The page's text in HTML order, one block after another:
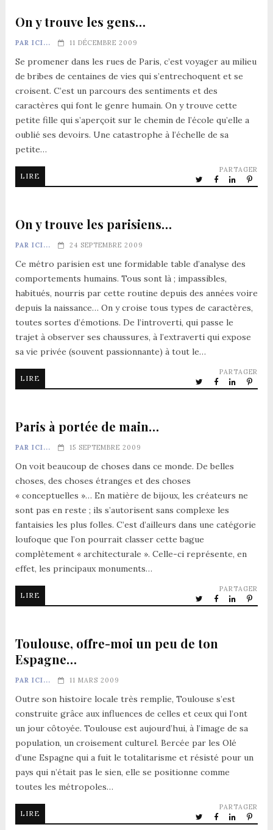
On y trouve les gens…
PAR ICI... 11 DÉCEMBRE 2009
Se promener dans les rues de Paris, c’est voyager au milieu
de bribes de centaines de vies qui s’entrechoquent et se
croisent. C’est un parcours des sentiments et des
caractères qui font le genre humain. On y trouve cette
petite fille qui s’aperçoit sur le chemin de l’école qu’elle a
oublié ses devoirs. Une catastrophe à l’échelle de sa
petite…
LIRE
PARTAGER
On y trouve les parisiens…
PAR ICI... 24 SEPTEMBRE 2009
Ce métro parisien est une formidable table d’analyse des
comportements humains. Tous sont là ; impassibles,
habitués, nourris par cette routine depuis des années voire
depuis la naissance… On y croise tous types de caractères,
toutes sortes d’émotions. De l’introverti, qui passe le
trajet à observer ses chaussures, à l’extraverti qui expose
sa vie privée (souvent passionnante) à tout le…
LIRE
PARTAGER
Paris à portée de main…
PAR ICI... 15 SEPTEMBRE 2009
On voit beaucoup de choses dans ce monde. De belles
choses, des choses étranges et des choses
« conceptuelles »… En matière de bijoux, les créateurs ne
sont pas en reste ; ils s’autorisent sans complexe les
fantaisies les plus folles. C’est d’ailleurs dans une catégorie
loufoque que l’on pourrait classer cette bague
complètement « architecturale ». Celle-ci représente, en
effet, les principaux monuments…
LIRE
PARTAGER
Toulouse, offre-moi un peu de ton
Espagne…
PAR ICI... 11 MARS 2009
Outre son histoire locale très remplie, Toulouse s’est
construite grâce aux influences de celles et ceux qui l’ont
un jour côtoyée. Toulouse est aujourd’hui, à l’image de sa
population, un croisement culturel. Bercée par les Olé
d’une Espagne qui a fuit le totalitarisme et résisté pour un
pays qui n’était pas le sien, elle se positionne comme
toutes les métropoles…
LIRE
PARTAGER